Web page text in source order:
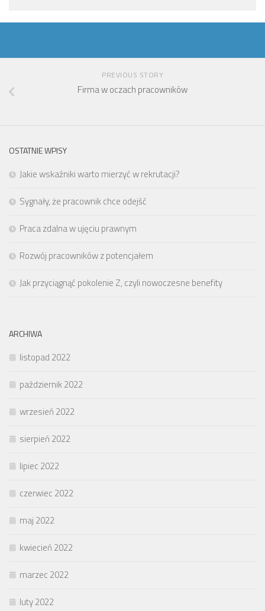
PREVIOUS STORY
Firma w oczach pracowników
OSTATNIE WPISY
Jakie wskaźniki warto mierzyć w rekrutacji?
Sygnały, że pracownik chce odejść
Praca zdalna w ujęciu prawnym
Rozwój pracowników z potencjałem
Jak przyciągnąć pokolenie Z, czyli nowoczesne benefity
ARCHIWA
listopad 2022
październik 2022
wrzesień 2022
sierpień 2022
lipiec 2022
czerwiec 2022
maj 2022
kwiecień 2022
marzec 2022
luty 2022